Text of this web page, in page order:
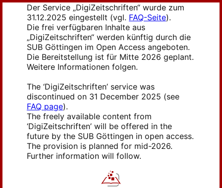
Der Service „DigiZeitschriften“ wurde zum
31.12.2025 eingestellt (vgl. FAQ-Seite).
Die frei verfügbaren Inhalte aus
„DigiZeitschriften“ werden künftig durch die
SUB Göttingen im Open Access angeboten.
Die Bereitstellung ist für Mitte 2026 geplant.
Weitere Informationen folgen.
The ‘DigiZeitschriften’ service was
discontinued on 31 December 2025 (see
FAQ page).
The freely available content from
‘DigiZeitschriften’ will be offered in the
future by the SUB Göttingen in open access.
The provision is planned for mid-2026.
Further information will follow.